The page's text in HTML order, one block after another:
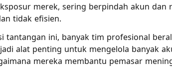
merek, sering berpindah akun
tidak efisien.
tantangan ini, banyak tim profesional
alat penting untuk mengelola banyak
mereka membantu pemasar